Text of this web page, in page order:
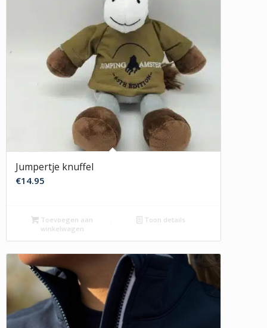
Jumpertje knuffel
€14.95
Toevoegen aan
winkelwagen
Toon details